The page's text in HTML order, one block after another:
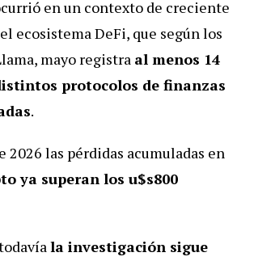
en un contexto de creciente
ecosistema DeFi, que según los
mayo registra al menos 14
protocolos de finanzas
.
2026 las pérdidas acumuladas en
ya superan los u$s800
la investigación sigue